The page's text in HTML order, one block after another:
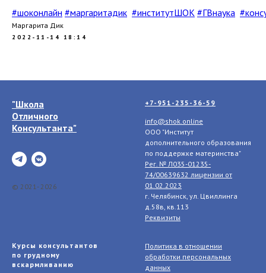
#шоконлайн #маргаритадик #институтШОК #ГВнаука
Маргарита Дик
2022-11-14 18:14
"Школа
Отличного
Консультанта"
© 2021- 2026
+7-951-235-36-59
info@shok.online
ООО "Институт
дополнительного образования
по поддержке материнства"
Рег. № Л035-01235-
74/00639632 лицензии от
01.02.2023
г. Челябинск, ул. Цвиллинга
д.58в, кв.113
Реквизиты
Курсы консультантов
по грудному
вскармливанию
Политика в отношении
обработки персональных
данных